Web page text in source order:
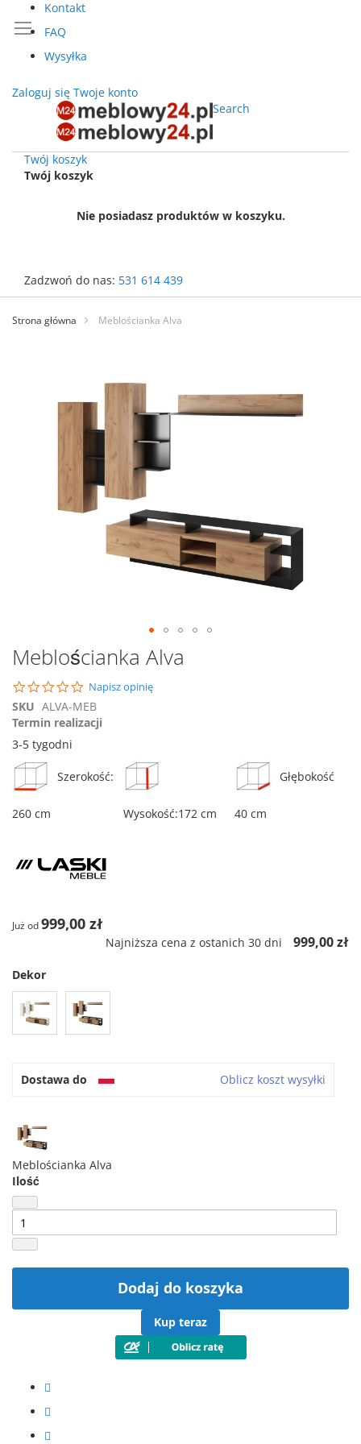
Kontakt
FAQ
Wysyłka
Zaloguj się Twoje konto
Search
Twój koszyk
Twój koszyk
Nie posiadasz produktów w koszyku.
Zadzwoń do nas: 531 614 439
Przejdź
treści
Strona główna Meblościanka Alva
Przejdź
na
początek
galerii
Meblościanka Alva
0.0
star
rating
Napisz opinię
SKU ALVA-MEB
Termin realizacji
3-5 tygodni
Szerokość:
260 cm Wysokość:172 cm
Głębokość
40 cm
Już od999,00 zł
Najniższa cena z ostanich 30 dni 999,00 zł
Dekor
Dostawa do Oblicz koszt wysyłki
Meblościanka Alva
Ilość
Dodaj do koszyka
Kup teraz